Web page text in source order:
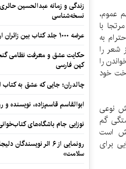
عموم،
با
به
شعر را
را
خود
نوعی
گم
است
برای
زندگی و زمانه عبدالحسین
نسخه‌شناسی
عرضه ۱۰۰۰ جلد کتاب بین زائران اربعین در مرزهای کرمانشاه
حکایت عشق و معرفت نظامی
کهن فارسی
چالدران؛ جایی که عشق به
ابوالقاسم قاسم‌زاده، نویسنده
نوزایی جام باشگاه‌های
رونمایی از ۶ اثر
سلامت»